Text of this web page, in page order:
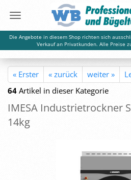
Die Angebote in diesem Shop richten sich
Verkauf an Privatkunden. Alle Preise
« Erster « zurück weiter »
64 Artikel in dieser Kategorie
IMESA In­dus­trie­trock­ner
14kg